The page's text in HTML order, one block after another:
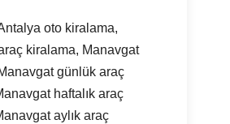
oto kiralama,
kiralama, Manavgat
günlük araç
haftalık araç
aylık araç